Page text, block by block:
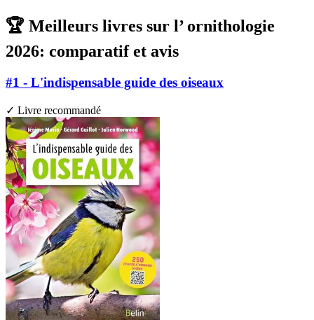
🏆 Meilleurs livres sur l’ ornithologie
2026: comparatif et avis
#1 - L'indispensable guide des oiseaux
✓ Livre recommandé